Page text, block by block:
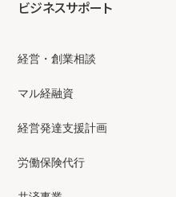
ビジネスサポート
経営・創業相談
マル経融資
経営発達支援計画
労働保険代行